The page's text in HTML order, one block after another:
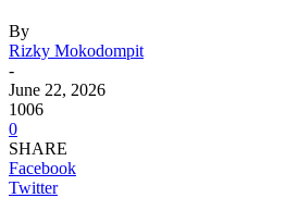
By
Rizky Mokodompit
-
June 22, 2026
1006
0
SHARE
Facebook
Twitter